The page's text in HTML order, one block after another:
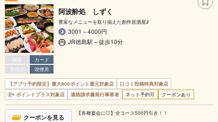
個室
カード
禁煙席
喫煙席
阿波酔処 しずく
豊富なメニューを取り揃えた創作居酒屋♪
3001～4000円
JR徳島駅～徒歩10分
【アプリ予約限定】最大800ポイント還元対象店
口コミ投稿特典対象店
ポイントプラス対象店
適格請求書発行事業者 ネット予約可 クーポンあり
クーポンを見る 【各種宴会に◎】全コース500円引き！！